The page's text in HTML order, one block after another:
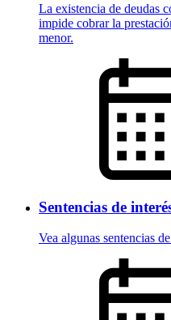
La existencia de deudas
impide cobrar la
menor.
Sentencias de
Vea algunas sentencias